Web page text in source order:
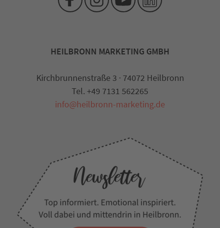
HEILBRONN MARKETING GMBH
Kirchbrunnenstraße 3 · 74072 Heilbronn
Tel. +49 7131 562265
info@heilbronn-marketing.de